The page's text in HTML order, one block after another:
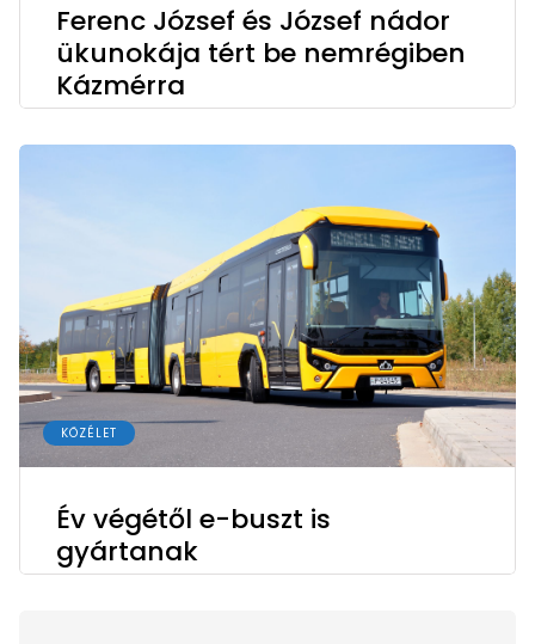
Ferenc József és József nádor
ükunokája tért be nemrégiben
Kázmérra
KÖZÉLET
Év végétől e-buszt is
gyártanak